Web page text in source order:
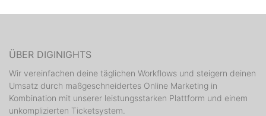
ÜBER DIGINIGHTS
Wir vereinfachen deine täglichen Workflows und steigern deinen
Umsatz durch maßgeschneidertes Online Marketing in
Kombination mit unserer leistungsstarken Plattform und einem
unkomplizierten Ticketsystem.